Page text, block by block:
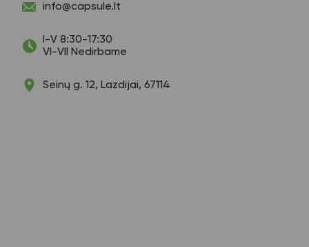
info@capsule.lt
I-V 8:30-17:30
VI-VII Nedirbame
Seinų g. 12, Lazdijai, 67114